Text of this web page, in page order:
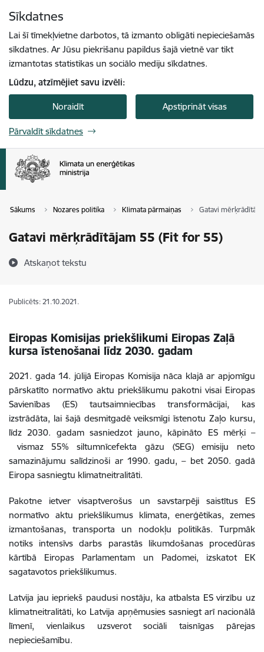
Sīkdatnes
Lai šī tīmekļvietne darbotos, tā izmanto obligāti nepieciešamās
sīkdatnes. Ar Jūsu piekrišanu papildus šajā vietnē var tikt
izmantotas statistikas un sociālo mediju sīkdatnes.
Lūdzu, atzīmējiet savu izvēli:
Noraidīt Apstiprināt visas
Pārvaldīt sīkdatnes
Sākums Nozares politika Klimata pārmaiņas Gatavi
Gatavi mērķrādītājam 55 (Fit for 55)
Atskaņot tekstu
Publicēts: 21.10.2021.
Eiropas Komisijas priekšlikumi Eiropas Zaļā
kursa īstenošanai līdz 2030. gadam
2021. gada 14. jūlijā Eiropas Komisija nāca klajā ar apjomīgu
pārskatīto normatīvo aktu priekšlikumu pakotni visai Eiropas
Savienības (ES) tautsaimniecības transformācijai, kas
izstrādāta, lai šajā desmitgadē veiksmīgi īstenotu Zaļo kursu,
līdz 2030. gadam sasniedzot jauno, kāpināto ES mērķi –
vismaz 55% siltumnīcefekta gāzu (SEG) emisiju neto
samazinājumu salīdzinoši ar 1990. gadu, – bet 2050. gadā
Eiropa sasniegtu klimatneitralitāti.
Pakotne ietver visaptverošus un savstarpēji saistītus ES
normatīvo aktu priekšlikumus klimata, enerģētikas, zemes
izmantošanas, transporta un nodokļu politikās. Turpmāk
notiks intensīvs darbs parastās likumdošanas procedūras
kārtībā Eiropas Parlamentam un Padomei, izskatot EK
sagatavotos priekšlikumus.
Latvija jau iepriekš paudusi nostāju, ka atbalsta ES virzību uz
klimatneitralitāti, ko Latvija apņēmusies sasniegt arī nacionālā
līmenī, vienlaikus uzsverot sociāli taisnīgas pārejas
nepieciešamību.